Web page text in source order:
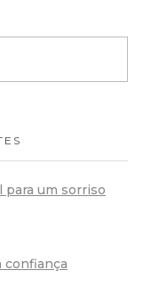
um sorriso
confiança